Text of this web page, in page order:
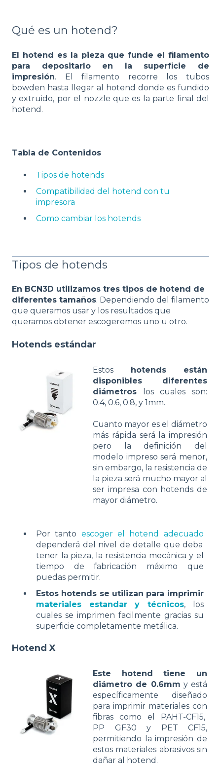
Qué es un hotend?
El hotend es la pieza que funde el filamento
para depositarlo en la superficie de
impresión. El filamento recorre los tubos
bowden hasta llegar al hotend donde es fundido
y extruido, por el nozzle que es la parte final del
hotend.
Tabla de Contenidos
Tipos de hotends
Compatibilidad del hotend con tu
impresora
Como cambiar los hotends
Tipos de hotends
En BCN3D utilizamos tres tipos de hotend de
diferentes tamaños. Dependiendo del filamento
que queramos usar y los resultados que
queramos obtener escogeremos uno u otro.
Hotends estándar
Estos hotends están
disponibles diferentes
diámetros los cuales son:
0.4, 0.6, 0.8, y 1mm.
Cuanto mayor es el diámetro
más rápida será la impresión
pero la definición del
modelo impreso será menor,
sin embargo, la resistencia de
la pieza será mucho mayor al
ser impresa con hotends de
mayor diámetro.
Por tanto escoger el hotend adecuado
dependerá del nivel de detalle que deba
tener la pieza, la resistencia mecánica y el
tiempo de fabricación máximo que
puedas permitir.
Estos hotends se utilizan para imprimir
materiales estandar y técnicos, los
cuales se imprimen facilmente gracias su
superficie completamente metálica.
Hotend X
Este hotend tiene un
diámetro de 0.6mm y está
específicamente diseñado
para imprimir materiales con
fibras como el PAHT-CF15,
PP GF30 y PET CF15,
permitiendo la impresión de
estos materiales abrasivos sin
dañar al hotend.